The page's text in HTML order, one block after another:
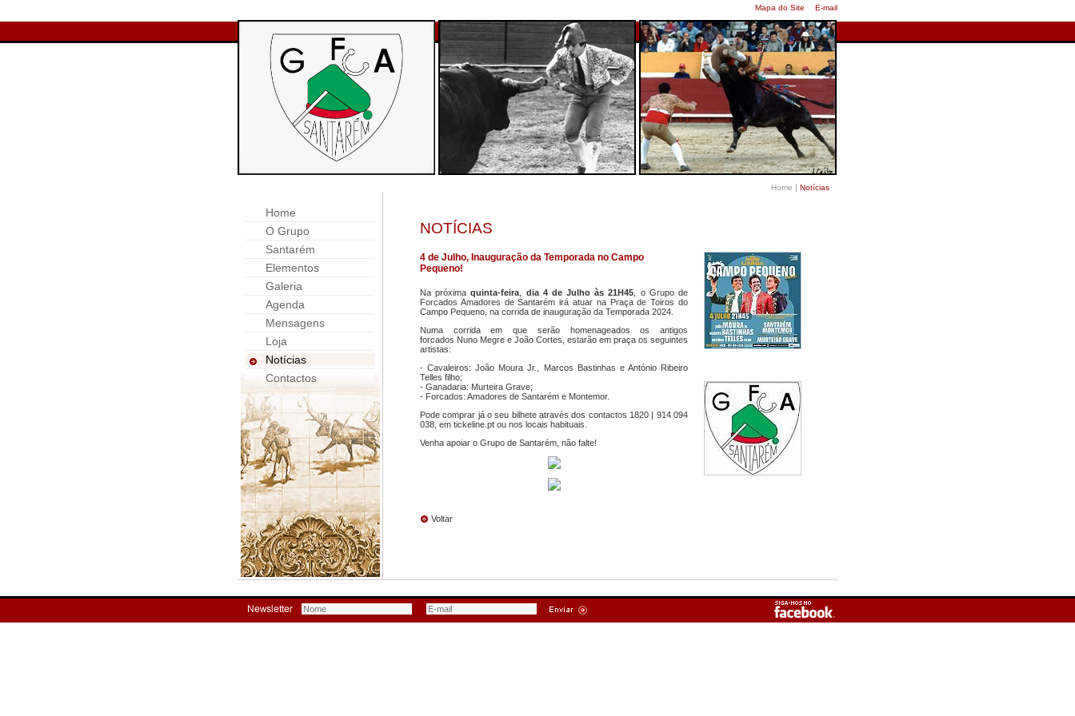
Mapa do Site E-mail
Home | Notícias
Home
O Grupo
Santarém
Elementos
Galeria
Agenda
Mensagens
Loja
Notícias
Contactos
NOTÍCIAS
4 de Julho, Inauguração da Temporada no Campo
Pequeno!
Na próximaquinta-feira dia 4 de Julho às 21H45 , o Grupo de
Forcados Amadores de Santarém irá atuar na Praça de Toiros do
Campo Pequeno, na corrida de inauguração da Temporada 2024.
Numa corrida em que serão homenageados os antigos
forcados Nuno Megre e João Cortes, estarão em praça os seguintes
artistas:
- Cavaleiros: João Moura Jr., Marcos Bastinhas e António Ribeiro
Telles filho;
- Ganadaria: Murteira Grave;
- Forcados: Amadores de Santarém e Montemor.
Pode comprar já o seu bilhete através dos contactos 1820 | 914 094
038, em tickeline.pt ou nos locais habituais.
Venha apoiar o Grupo de Santarém, não falte!
Voltar